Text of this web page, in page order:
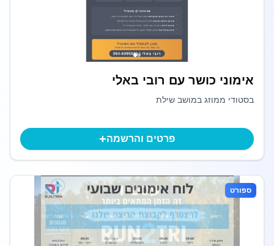
אימוני כושר עם רובי באלי
בסטודי ממוזג במושב שילת
פרטים והרשמה+
ספורט